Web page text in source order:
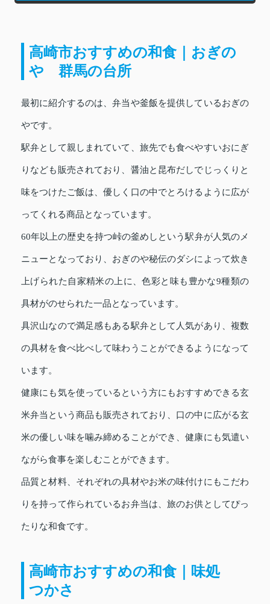
高崎市おすすめの和食｜おぎの
や 群馬の台所
最初に紹介するのは、弁当や釜飯を提供しているおぎの
やです。
駅弁として親しまれていて、旅先でも食べやすいおにぎ
りなども販売されており、醤油と昆布だしでじっくりと
味をつけたご飯は、優しく口の中でとろけるように広が
ってくれる商品となっています。
60年以上の歴史を持つ峠の釜めしという駅弁が人気のメ
ニューとなっており、おぎのや秘伝のダシによって炊き
上げられた自家精米の上に、色彩と味も豊かな9種類の
具材がのせられた一品となっています。
具沢山なので満足感もある駅弁として人気があり、複数
の具材を食べ比べして味わうことができるようになって
います。
健康にも気を使っているという方にもおすすめできる玄
米弁当という商品も販売されており、口の中に広がる玄
米の優しい味を噛み締めることができ、健康にも気遣い
ながら食事を楽しむことができます。
品質と材料、それぞれの具材やお米の味付けにもこだわ
りを持って作られているお弁当は、旅のお供としてぴっ
たりな和食です。
高崎市おすすめの和食｜味処
つかさ